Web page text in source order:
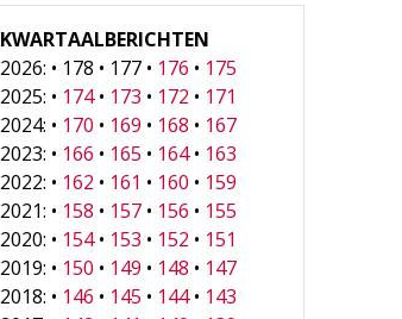
KWARTAALBERICHTEN
2026: • 178 • 177 • 176 • 175
2025: • 174• 173 • 172 • 171
2024: • 170 • 169 • 168 • 167
2023: • 166 • 165 • 164• 163
2022: • 162 • 161 • 160 • 159
2021: • 158 • 157 • 156 • 155
2020: • 154• 153 • 152 • 151
2019: • 150 • 149 • 148 • 147
2018: • 146 • 145 • 144• 143